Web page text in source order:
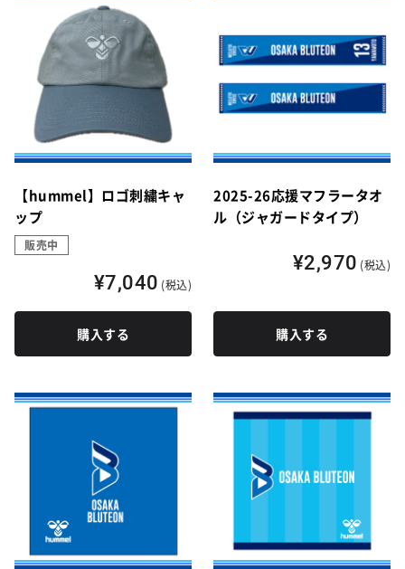
【hummel】ロゴ刺繍キャ
ップ
販売中
¥7,040 (税込)
購入する
2025-26応援マフラータオ
ル（ジャガードタイプ）
¥2,970 (税込)
購入する